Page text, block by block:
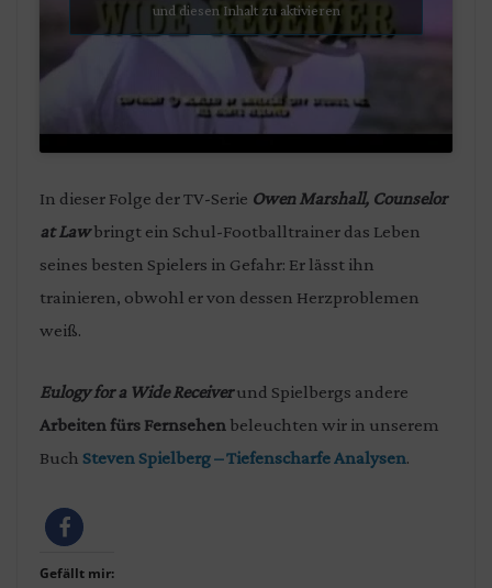
und diesen Inhalt zu aktivieren
In dieser Folge der TV-Serie Owen Marshall, Counselor
at Lawbringt ein Schul-Footballtrainer das Leben
seines besten Spielers in Gefahr: Er lässt ihn
trainieren, obwohl er von dessen Herzproblemen
weiß.
Eulogy for a Wide Receiverund Spielbergs andere
Arbeiten fürs Fernsehen beleuchten wir in unserem
Buch Steven Spielberg – Tiefenscharfe Analysen.
Gefällt mir: